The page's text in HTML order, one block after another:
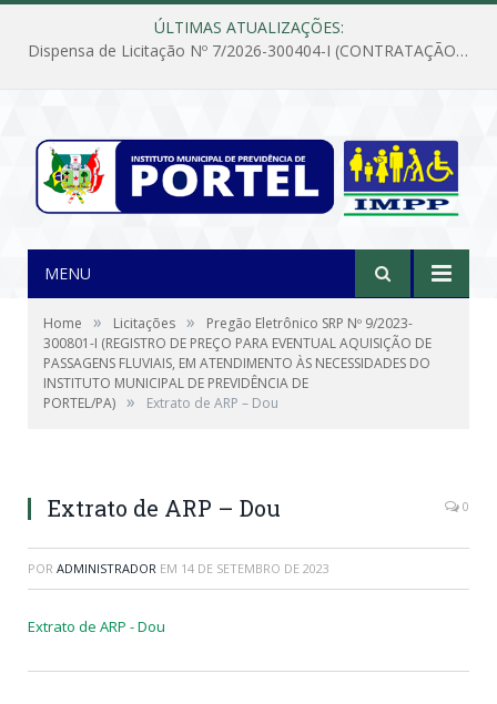
ÚLTIMAS ATUALIZAÇÕES:
Dispensa de Licitação Nº 7/2026-300404-I (CONTRATAÇÃO DE EMPRESA PARA MANUTENÇÃO E REPARAÇÃO DE APARELHOS DE AR CONDICIONADO, EM ATENDIMENTO ÀS NECESSIDADES DO INSTITUTO DE PREVIDÊNCIA MUNICIPAL DE PORTEL/PA)
MENU
Home » Licitações »
Pregão Eletrônico SRP Nº 9/2023-
300801-I (REGISTRO DE PREÇO PARA EVENTUAL AQUISIÇÃO DE
PASSAGENS FLUVIAIS, EM ATENDIMENTO ÀS NECESSIDADES DO
INSTITUTO MUNICIPAL DE PREVIDÊNCIA DE
PORTEL/PA) » Extrato de ARP – Dou
Extrato de ARP – Dou 0
POR ADMINISTRADOR EM 14 DE SETEMBRO DE 2023
Extrato de ARP - Dou